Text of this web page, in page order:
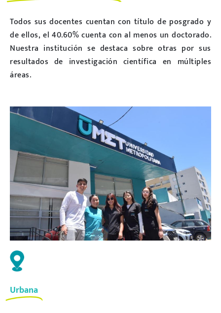
Todos sus docentes cuentan con título de posgrado y
de ellos, el 40.60% cuenta con al menos un doctorado.
Nuestra institución se destaca sobre otras por sus
resultados de investigación científica en múltiples
áreas.
Urbana